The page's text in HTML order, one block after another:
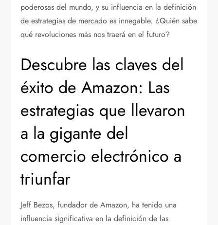
poderosas del mundo, y su influencia en la definición
de estrategias de mercado es innegable. ¿Quién sabe
qué revoluciones más nos traerá en el futuro?
Descubre las claves del
éxito de Amazon: Las
estrategias que llevaron
a la gigante del
comercio electrónico a
triunfar
Jeff Bezos, fundador de Amazon, ha tenido una
influencia significativa en la definición de las